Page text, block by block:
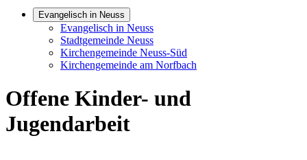
Evangelisch in Neuss
Evangelisch in Neuss
Stadtgemeinde Neuss
Kirchengemeinde Neuss-Süd
Kirchengemeinde am Norfbach
Offene Kinder- und
Jugendarbeit